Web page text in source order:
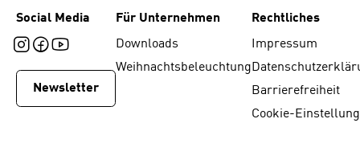
Social Media
Newsletter
Für Unternehmen
Downloads
Weihnachtsbeleuchtung
Rechtliches
Impressum
Barrierefreiheit
Cookie-